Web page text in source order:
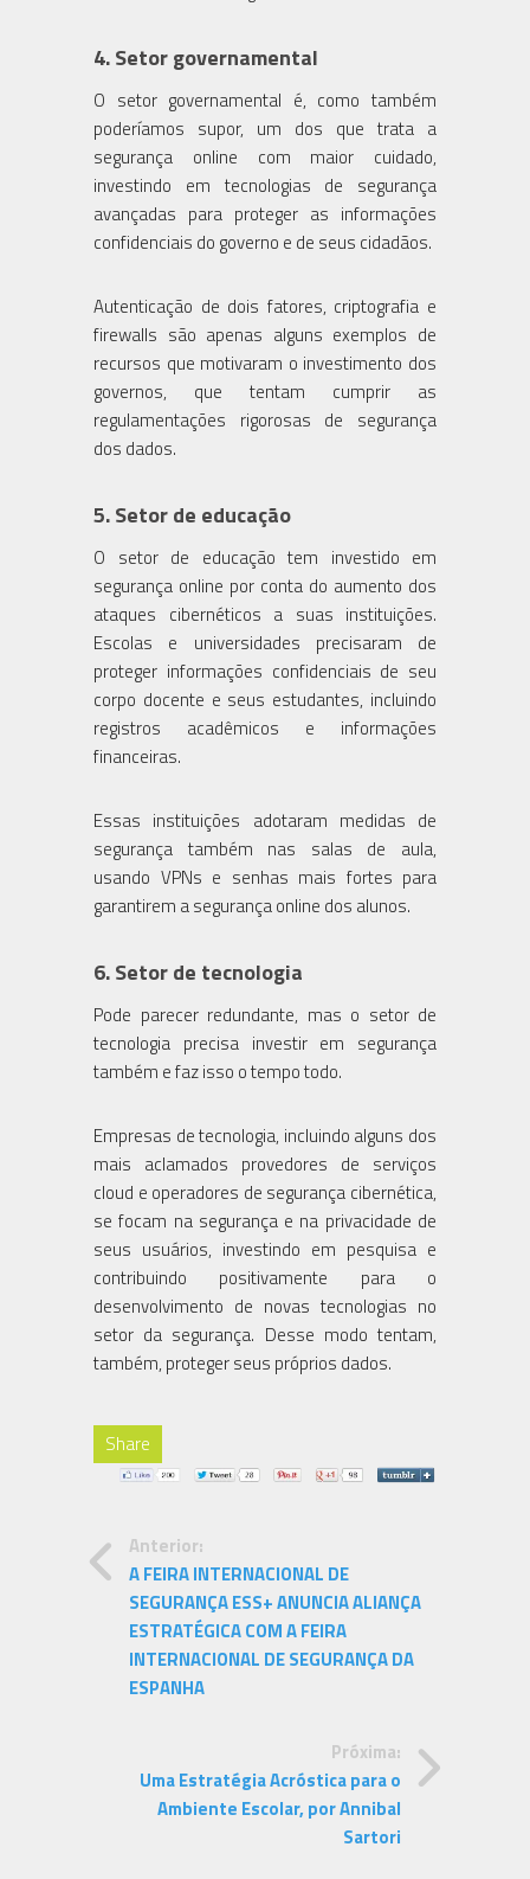
4.Setor governamental
O setor governamental é, como também
poderíamos supor, um dos que trata a
segurança online com maior cuidado,
investindo em tecnologias de segurança
avançadas para proteger as informações
confidenciais do governo e de seus cidadãos.
Autenticação de dois fatores, criptografia e
firewalls são apenas alguns exemplos de
recursos que motivaram o investimento dos
governos, que tentam cumprir as
regulamentações rigorosas de segurança
dos dados.
5.Setor de educação
O setor de educação tem investido em
segurança online por conta do aumento dos
ataques cibernéticos a suas instituições.
Escolas e universidades precisaram de
proteger informações confidenciais de seu
corpo docente e seus estudantes, incluindo
registros acadêmicos e informações
financeiras.
Essas instituições adotaram medidas de
segurança também nas salas de aula,
usando VPNs e senhas mais fortes para
garantirem a segurança online dos alunos.
6.Setor de tecnologia
Pode parecer redundante, mas o setor de
tecnologia precisa investir em segurança
também e faz isso o tempo todo.
Empresas de tecnologia, incluindo alguns dos
mais aclamados provedores de serviços
cloud e operadores de segurança cibernética,
se focam na segurança e na privacidade de
seus usuários, investindo em pesquisa e
contribuindo positivamente para o
desenvolvimento de novas tecnologias no
setor da segurança. Desse modo tentam,
também, proteger seus próprios dados.
Share
Anterior:
A FEIRA INTERNACIONAL DE
SEGURANÇA ESS+ ANUNCIA ALIANÇA
ESTRATÉGICA COM A FEIRA
INTERNACIONAL DE SEGURANÇA DA
ESPANHA
Próxima:
Uma Estratégia Acróstica para o
Ambiente Escolar, por Annibal
Sartori